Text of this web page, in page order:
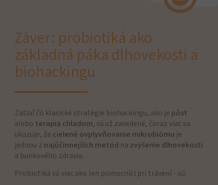
Záver: probiotiká ako
základná páka dlhovekosti a
biohackingu
Zatiaľ čo klasické stratégie biohackingu, ako je pôst
alebo terapia chladom, sú už zavedené, čoraz viac sa
ukazuje, že cielené ovplyvňovanie mikrobiómu je
jednou z najúčinnejších metód na zvýšenie dlhovekosti
a bunkového zdravia.
Probiotiká sú viac ako len pomocníci pri trávení - sú: